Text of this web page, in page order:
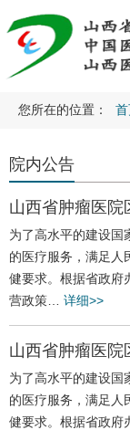
您所在的位置： 首
院内公告
山西省肿瘤医院
为了高水平的建设国
的医疗服务，满足人
健要求。根据省政府
营政策… 详细>>
山西省肿瘤医院
为了高水平的建设国
的医疗服务，满足人
健要求。根据省政府